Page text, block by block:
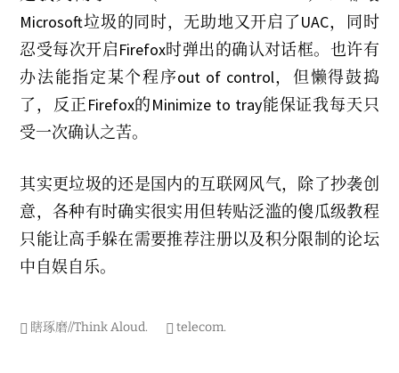
Microsoft垃圾的同时，无助地又开启了UAC，同时
忍受每次开启Firefox时弹出的确认对话框。也许有
办法能指定某个程序out of control，但懒得鼓捣
了，反正Firefox的Minimize to tray能保证我每天只
受一次确认之苦。
其实更垃圾的还是国内的互联网风气，除了抄袭创
意，各种有时确实很实用但转贴泛滥的傻瓜级教程
只能让高手躲在需要推荐注册以及积分限制的论坛
中自娱自乐。
瞎琢磨//Think Aloud. telecom.